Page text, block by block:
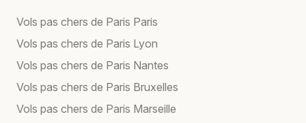
Vols pas chers de Paris Paris
Vols pas chers de Paris Lyon
Vols pas chers de Paris Nantes
Vols pas chers de Paris Bruxelles
Vols pas chers de Paris Marseille